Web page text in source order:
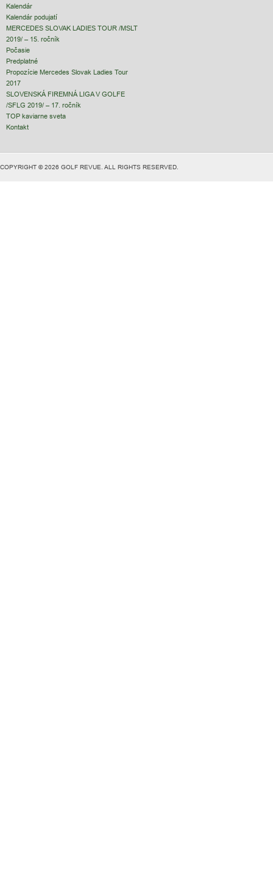
Kalendár
Kalendár podujatí
MERCEDES SLOVAK LADIES TOUR /MSLT
2019/ – 15. ročník
Počasie
Predplatné
Propozície Mercedes Slovak Ladies Tour
2017
SLOVENSKÁ FIREMNÁ LIGA V GOLFE
/SFLG 2019/ – 17. ročník
TOP kaviarne sveta
Kontakt
COPYRIGHT © 2026 GOLF REVUE. ALL RIGHTS RESERVED.